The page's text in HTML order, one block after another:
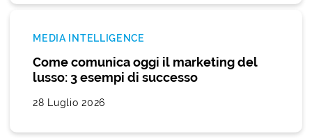
MEDIA INTELLIGENCE
Come comunica oggi il marketing del
lusso: 3 esempi di successo
28 Luglio 2026